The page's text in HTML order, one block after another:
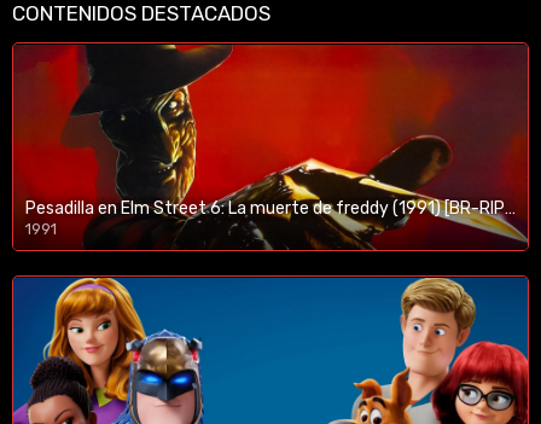
CONTENIDOS DESTACADOS
Pesadilla en Elm Street 6: La muerte de freddy (1991) [BR-RIP] [HD-1080p]
1991